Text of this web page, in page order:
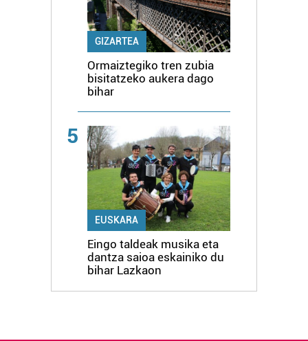
GIZARTEA
Ormaiztegiko tren zubia
bisitatzeko aukera dago
bihar
5
EUSKARA
Eingo taldeak musika eta
dantza saioa eskainiko du
bihar Lazkaon